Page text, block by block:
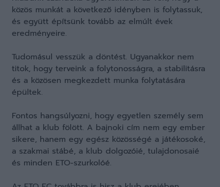
közös munkát a következő idényben is folytassuk,
és együtt építsünk tovább az elmúlt évek
eredményeire.
Tudomásul vesszük a döntést. Ugyanakkor nem
titok, hogy terveink a folytonosságra, a stabilitásra
és a közösen megkezdett munka folytatására
épültek.
Fontos hangsúlyozni, hogy egyetlen személy sem
állhat a klub fölött. A bajnoki cím nem egy ember
sikere, hanem egy egész közösségé a játékosoké,
a szakmai stábé, a klub dolgozóié, tulajdonosaié
és minden ETO-szurkolóé.